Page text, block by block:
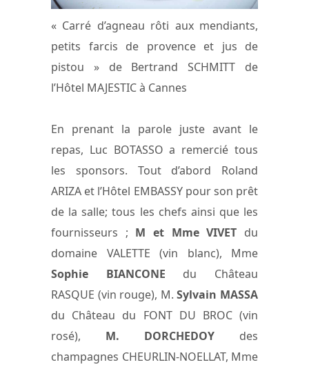
« Carré d’agneau rôti aux mendiants,
petits farcis de provence et jus de
pistou » de Bertrand SCHMITT de
l’Hôtel MAJESTIC à Cannes
En prenant la parole juste avant le
repas, Luc BOTASSO a remercié tous
les sponsors. Tout d’abord Roland
ARIZA et l’Hôtel EMBASSY pour son prêt
de la salle; tous les chefs ainsi que les
fournisseurs ; M et Mme VIVET du
domaine VALETTE (vin blanc), Mme
Sophie BIANCONE du Château
RASQUE (vin rouge), M.Sylvain MASSA
du Château du FONT DU BROC (vin
rosé), M. DORCHEDOY des
champagnes CHEURLIN-NOELLAT, Mme